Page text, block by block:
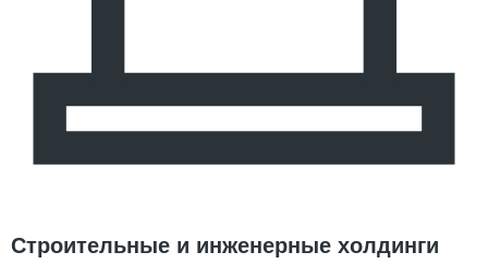
Строительные и инженерные холдинги